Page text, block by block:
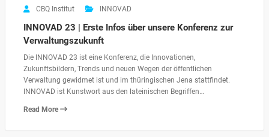
CBQ Institut INNOVAD
INNOVAD 23 | Erste Infos über unsere Konferenz zur
Verwaltungszukunft
Die INNOVAD 23 ist eine Konferenz, die Innovationen,
Zukunftsbildern, Trends und neuen Wegen der öffentlichen
Verwaltung gewidmet ist und im thüringischen Jena stattfindet.
INNOVAD ist Kunstwort aus den lateinischen Begriffen…
Read More